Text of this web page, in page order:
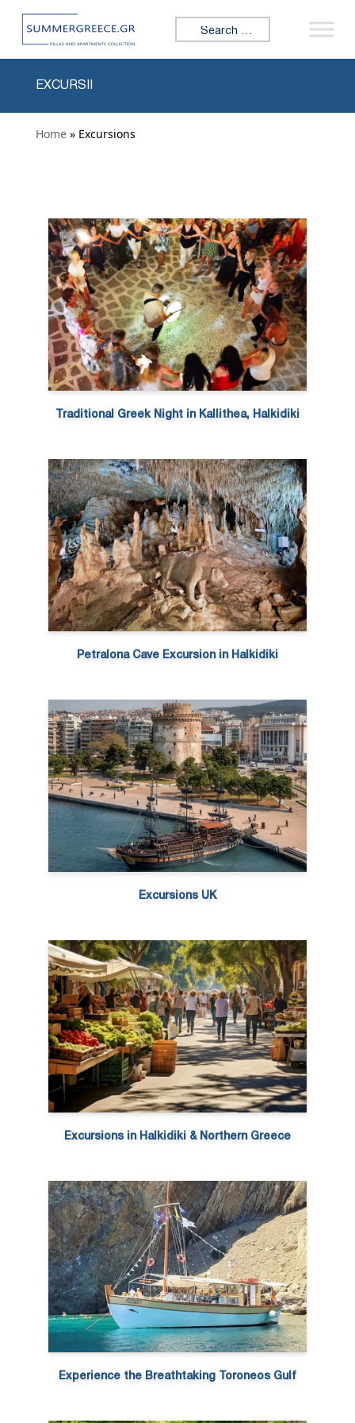
Search for:
EXCURSII
Home » Excursions
Traditional Greek Night in Kallithea, Halkidiki
Petralona Cave Excursion in Halkidiki
Excursions UK
Excursions in Halkidiki & Northern Greece
Experience the Breathtaking Toroneos Gulf